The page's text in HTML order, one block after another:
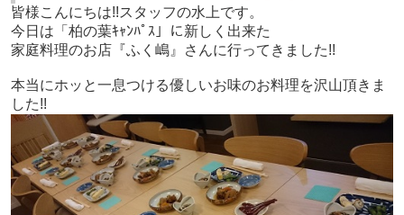
皆様こんにちは!!スタッフの水上です。
今日は「柏の葉ｷｬﾝﾊﾟｽ」に新しく出来た
家庭料理のお店『ふく嶋』さんに行ってきました!!
本当にホッと一息つける優しいお味のお料理を沢山頂きま
した!!